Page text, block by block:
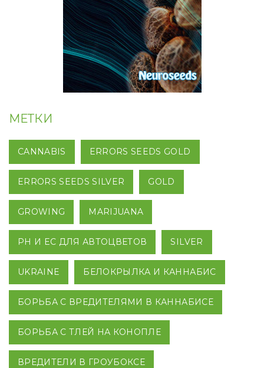
МЕТКИ
CANNABIS ERRORS SEEDS GOLD
ERRORS SEEDS SILVER GOLD
GROWING MARIJUANA
PH И EC ДЛЯ АВТОЦВЕТОВ SILVER
UKRAINE БЕЛОКРЫЛКА И КАННАБИС
БОРЬБА С ВРЕДИТЕЛЯМИ В КАННАБИСЕ
БОРЬБА С ТЛЕЙ НА КОНОПЛЕ
ВРЕДИТЕЛИ В ГРОУБОКСЕ